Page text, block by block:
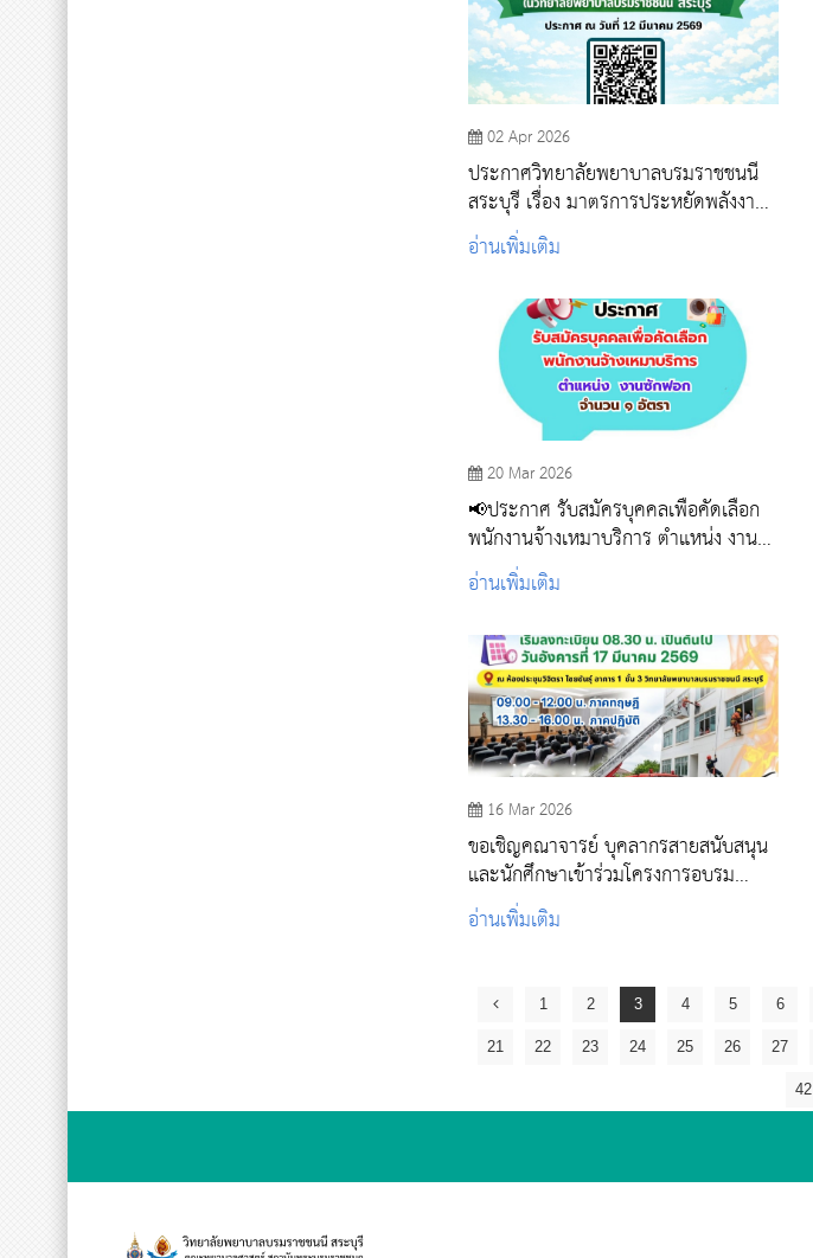
02 Apr 2026
ประกาศวิทยาลัยพยาบาลบรมราชชนนี
สระบุรี เรื่อง มาตรการประหยัดพลังงาน
ในวิทยาลัยพยาบาลบรมราชชนนี สระบุรี
อ่านเพิ่มเติม
20 Mar 2026
📢ประกาศ รับสมัครบุคคลเพื่อคัดเลือก
พนักงานจ้างเหมาบริการ ตำแหน่ง งาน
ซักฟอก (จำนวน ๑ อัตรา)
อ่านเพิ่มเติม
16 Mar 2026
ขอเชิญคณาจารย์ บุคลากรสายสนับสนุน
และนักศึกษาเข้าร่วมโครงการอบรม
ป้องกันระงับอัคคีภัย และช่วยเหลือผู้
ประสบภัย
อ่านเพิ่มเติม
1 2 3 4 5 6
21 22 23 24 25 26 27
42